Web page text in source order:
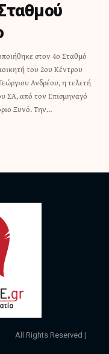
στον 4ο Σταθμό
του 2ου Κέντρου
Ανδρέου, η τελετή
ΣΑ, από τον Επισμηναγό
Ξυνό. Την…
Reserved |